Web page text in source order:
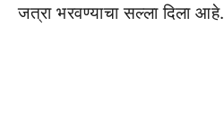
जत्रा भरवण्याचा सल्ला दिला आहे.